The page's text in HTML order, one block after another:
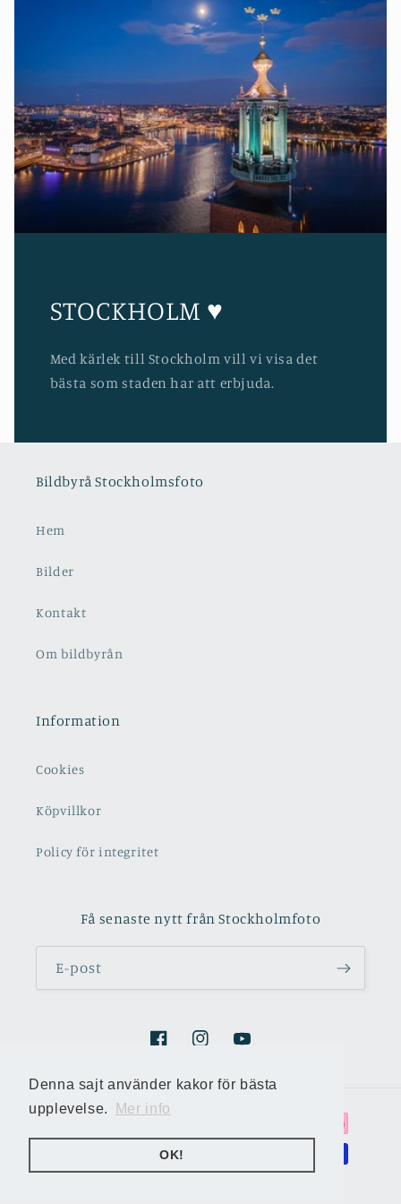
Denna sajt använder kakor för bästa
upplevelse.
Mer info
OK!
Denna sajt använder kakor för bästa
upplevelse.
Mer info
OK!
STOCKHOLM ♥
Med kärlek till Stockholm vill vi visa det
bästa som staden har att erbjuda.
Bildbyrå Stockholmsfoto
Hem
Bilder
Kontakt
Om bildbyrån
Information
Cookies
Köpvillkor
Policy för integritet
Få senaste nytt från Stockholmfoto
E-post
FacebookInstagramYouTube
Betalningsmetoder